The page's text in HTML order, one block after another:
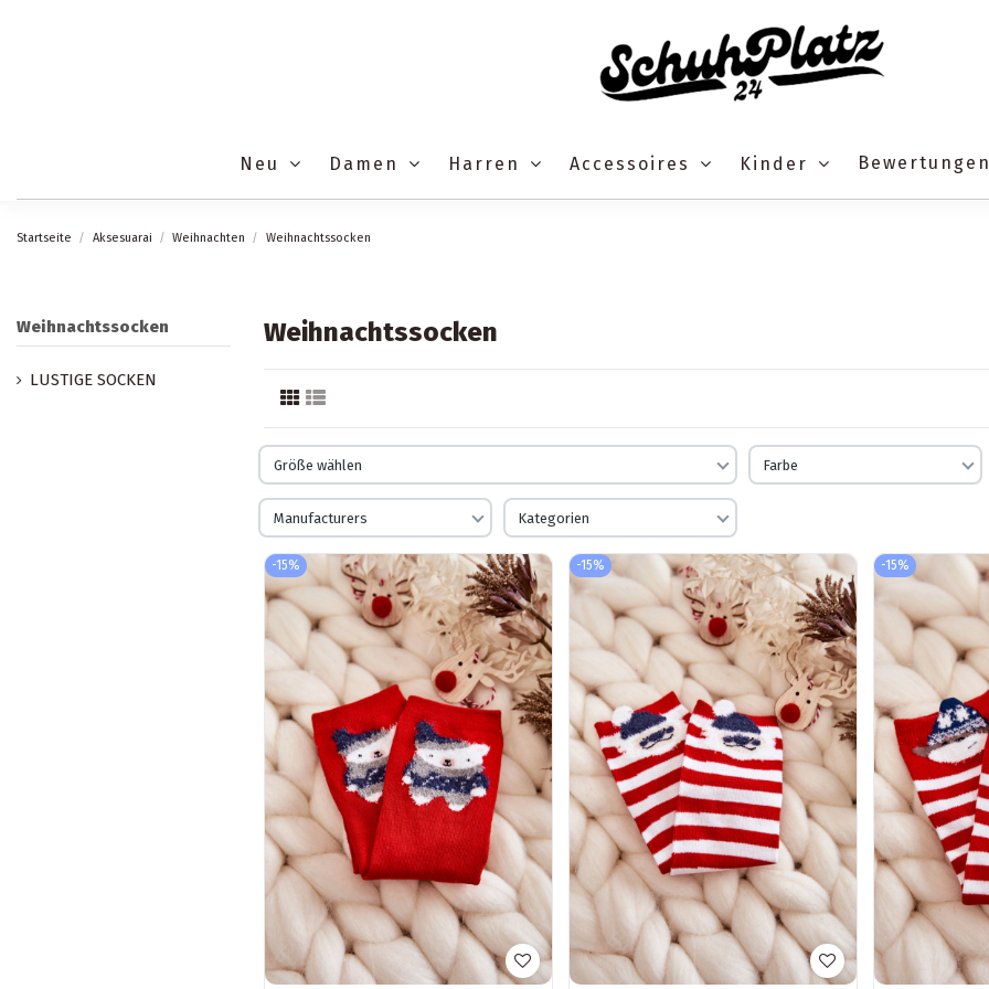
Neu Damen Harren Accessoires Kinder
Startseite Aksesuarai Weihnachten Weihnachtssocken
Weihnachtssocken
Größe wählen Farbe
Manufacturers Kategorien
-15% -15% -15%
Weihnachtssocken
LUSTIGE SOCKEN